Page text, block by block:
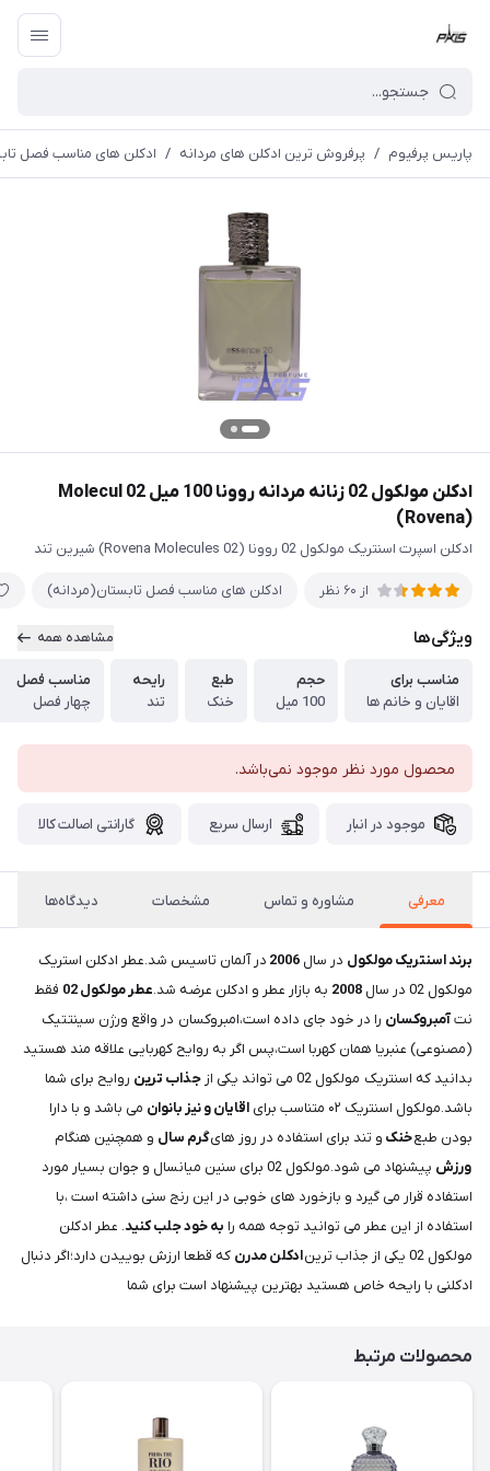
پاریس پرفیوم / پرفروش ترین ادکلن های مردانه / ادکلن های مناسب فصل
ادکلن مولکول 02 زنانه مردانه روونا 100 میل Molecul 02
(Rovena)
ادکلن اسپرت اسنتریک مولکول 02 روونا (Rovena Molecules 02) شیرین تند
از 60 نظر ادکلن های مناسب فصل تابستان(مردانه)
ویژگی‌ها مشاهده همه
مناسب برای
اقایان و خانم ها
حجم
100 میل
طبع
خنک
رایحه
تند
مناسب فصل
چهار فصل
محصول مورد نظر موجود نمی‌باشد.
موجود در انبار ارسال سریع گارانتی اصالت کالا
معرفی مشاوره و تماس مشخصات دیدگاه‌ها
برند اسنتریک مولکول در سال 2006 در آلمان تاسیس شد.عطر ادکلن استریک
مولکول 02 در سال
2008 به بازار عطر و ادکلن عرضه شد.عطر مولکول 02
فقط
نتآمبروکسان را در خود جای داده است،امبروکسان در واقع ورژن سینتتیک
(مصنوعی) عنبریا همان کهربا است،پس اگر به روایح کهربایی علاقه مند هستید
بدانید که اسنتریک مولکول 02 می تواند یکی از
جذاب ترین روایح برای شما
باشد.مولکول اسنتریک ۰۲ متناسب برای
اقایان و نیز بانوان می باشد و با دارا
بودن طبعخنک و تند برای استفاده در روز هایگرم سال و همچنین هنگام
ورزش
پیشنهاد می شود.مولکول 02 برای سنین میانسال و جوان بسیار مورد
استفاده قرار می گیرد و بازخورد های خوبی در این رنج سنی داشته است ،با
استفاده از این عطر می توانید توجه همه را به خود جلب کنید. عطر ادکلن
مولکول 02 یکی از جذاب ترین
ادکلن مدرن که قطعا ارزش بوییدن دارد؛اگر دنبال
ادکلنی با رایحه خاص هستید بهترین پیشنهاد است برای شما
محصولات مرتبط